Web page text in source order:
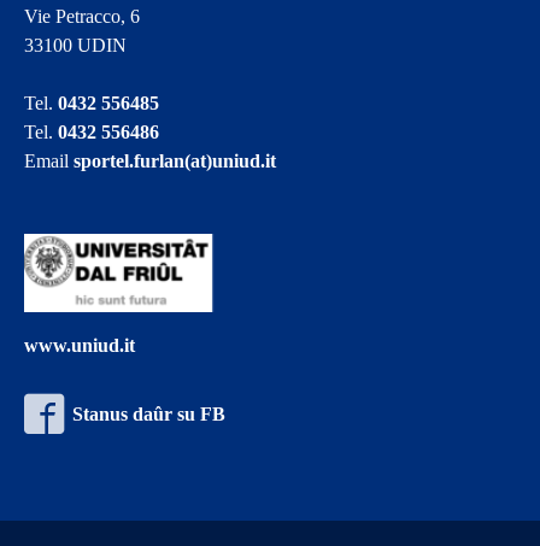
Vie Petracco, 6
33100 UDIN
Tel.0432 556485
Tel.0432 556486
Emailsportel.furlan(at)uniud.it
www.uniud.it
Stanus daûr su FB